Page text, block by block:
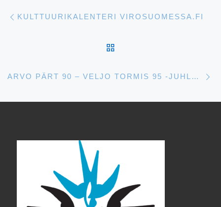
Artikkelien navigointi
KULTTUURIKALENTERI VIROSUOMESSA.FI
ARVO PÄRT 90 – VELJO TORMIS 95 -JUHLAKONSERTTI